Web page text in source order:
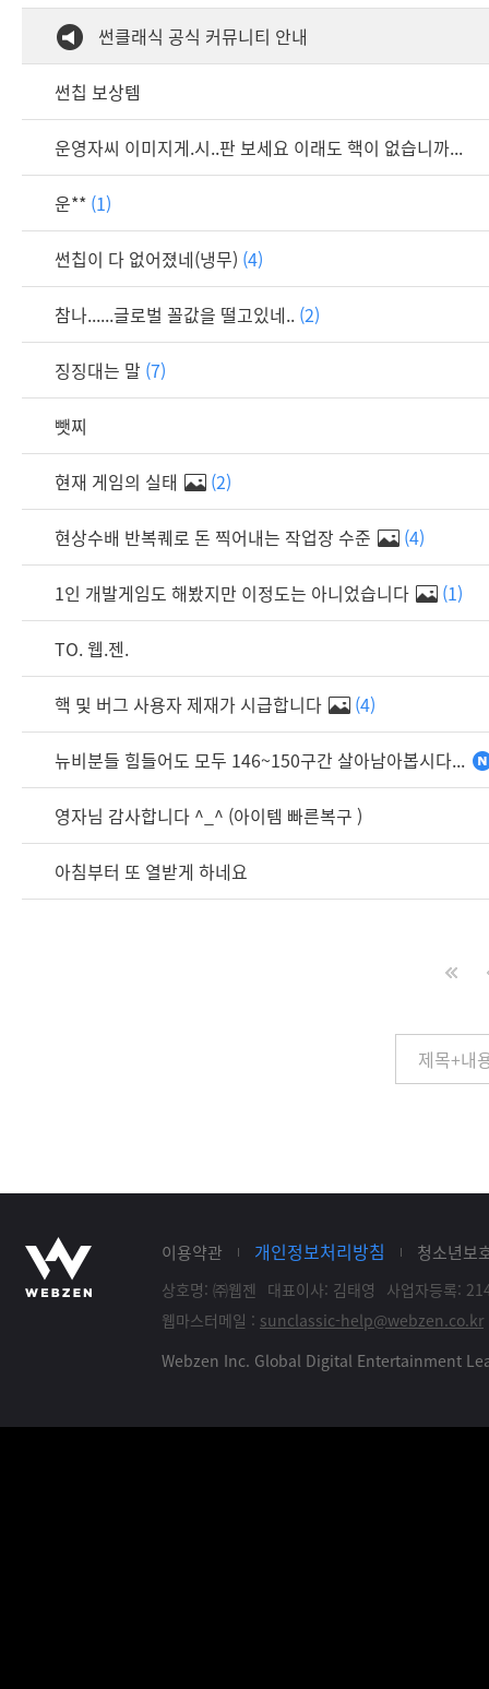
썬클래식 공식 커뮤니티 안내
썬칩 보상템
운영자씨 이미지게.시..판 보세요 이래도 핵이 없습니까...
운** (1)
썬칩이 다 없어졌네(냉무) (4)
참나......글로벌 꼴값을 떨고있네.. (2)
징징대는 말 (7)
뺏찌
현재 게임의 실태 (2)
현상수배 반복퀘로 돈 찍어내는 작업장 수준 (4)
1인 개발게임도 해봤지만 이정도는 아니었습니다 (1)
TO. 웹.젠.
핵 및 버그 사용자 제재가 시급합니다 (4)
뉴비분들 힘들어도 모두 146~150구간 살아남아봅시다...
영자님 감사합니다 ^_^ (아이템 빠른복구 )
아침부터 또 열받게 하네요
이용약관 개인정보처리방침 청소년보
상호명: ㈜웹젠 대표이사: 김태영
사업자등록:
웹마스터메일 : sunclassic-help@webzen.co.kr
Webzen Inc. Global Digital Entertainment